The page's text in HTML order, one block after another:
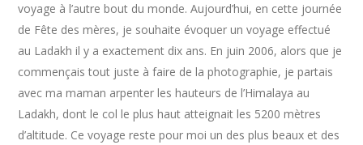
voyage à l’autre bout du monde. Aujourd’hui, en cette journée
de Fête des mères, je souhaite évoquer un voyage effectué
au Ladakh il y a exactement dix ans. En juin 2006, alors que je
commençais tout juste à faire de la photographie, je partais
avec ma maman arpenter les hauteurs de l’Himalaya au
Ladakh, dont le col le plus haut atteignait les 5200 mètres
d’altitude. Ce voyage reste pour moi un des plus beaux et des